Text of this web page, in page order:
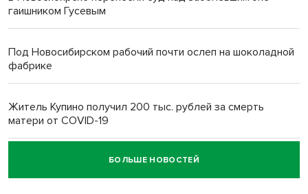
гаишником Гусевым
Под Новосибирском рабочий почти ослеп на шоколадной
фабрике
Житель Купино получил 200 тыс. рублей за смерть
матери от COVID-19
Новосибирский суд наказал водителя за смерть
пенсионерки на вокзале
БОЛЬШЕ НОВОСТЕЙ